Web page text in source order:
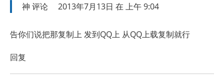
神 评论 2013年7月13日 在 上午 9:04
告你们说把那复制上 发到QQ上 从QQ上载复制就行
回复